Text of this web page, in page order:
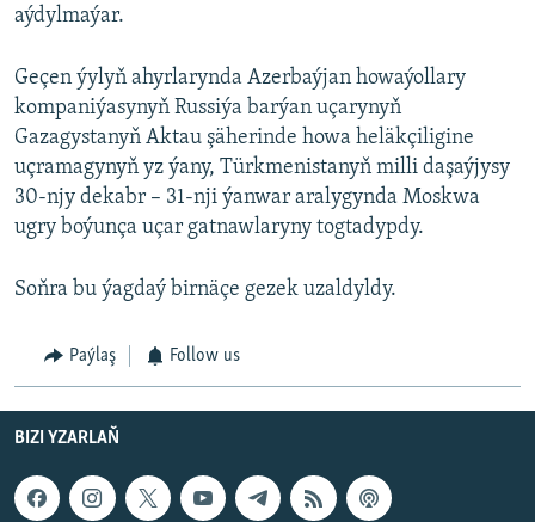
aýdylmaýar.
Geçen ýylyň ahyrlarynda Azerbaýjan howaýollary
kompaniýasynyň Russiýa barýan uçarynyň
Gazagystanyň Aktau şäherinde howa heläkçiligine
uçramagynyň yz ýany, Türkmenistanyň milli daşaýjysy
30-njy dekabr – 31-nji ýanwar aralygynda Moskwa
ugry boýunça uçar gatnawlaryny togtadypdy.
Soňra bu ýagdaý birnäçe gezek uzaldyldy.
Paýlaş Follow us
BIZI YZARLAŇ